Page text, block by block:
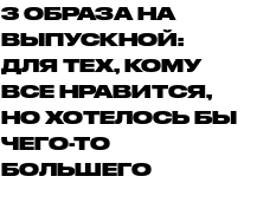
3 ОБРАЗА НА
ВЫПУСКНОЙ:
ДЛЯ ТЕХ, КОМУ
ВСЕ НРАВИТСЯ,
НО ХОТЕЛОСЬ БЫ
ЧЕГО-ТО
БОЛЬШЕГО